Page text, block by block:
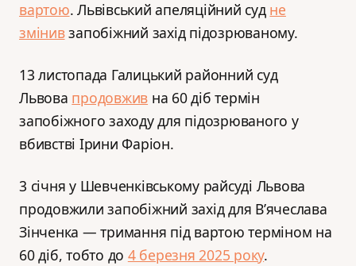
вартою. Львівський апеляційний суд не
змінивзапобіжний захід підозрюваному.
13 листопада Галицький районний суд
Львова продовжив на 60 діб термін
запобіжного заходу для підозрюваного у
вбивстві Ірини Фаріон.
3 січня у Шевченківському райсуді Львова
продовжили запобіжний захід для В’ячеслава
Зінченка — тримання під вартою терміном на
60 діб, тобто до 4 березня 2025 року.